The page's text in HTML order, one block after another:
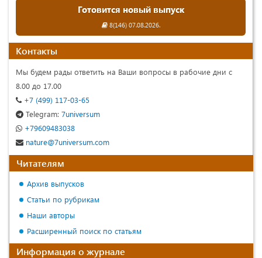
Готовится новый выпуск
8(146) 07.08.2026.
Контакты
Мы будем рады ответить на Ваши вопросы в рабочие дни с
8.00 до 17.00
+7 (499) 117-03-65
Telegram: 7universum
+79609483038
nature@7universum.com
Читателям
Архив выпусков
Статьи по рубрикам
Наши авторы
Расширенный поиск по статьям
Информация о журнале